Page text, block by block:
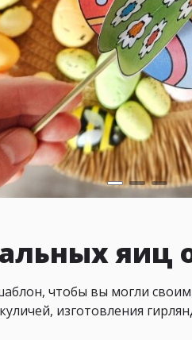
яиц
чтобы вы могли
изготовления